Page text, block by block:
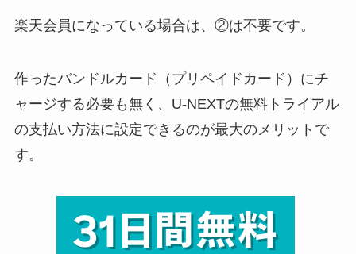
楽天会員になっている場合は、②は不要です。
作ったバンドルカード（プリペイドカード）にチ
ャージする必要も無く、U-NEXTの無料トライアル
の支払い方法に設定できるのが最大のメリットで
す。